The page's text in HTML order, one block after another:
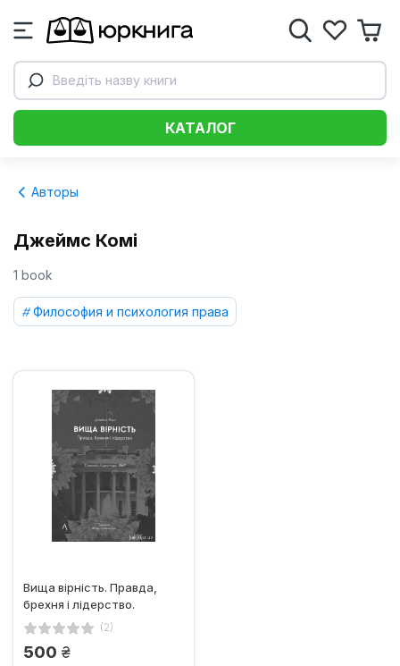
Введіть назву книги
КАТАЛОГ
Авторы
Джеймс Комі
1 book
Философия и психология права
Вища вірність. Правда,
брехня і лідерство.
Спогади директора ФБР
(2)
500 грн.